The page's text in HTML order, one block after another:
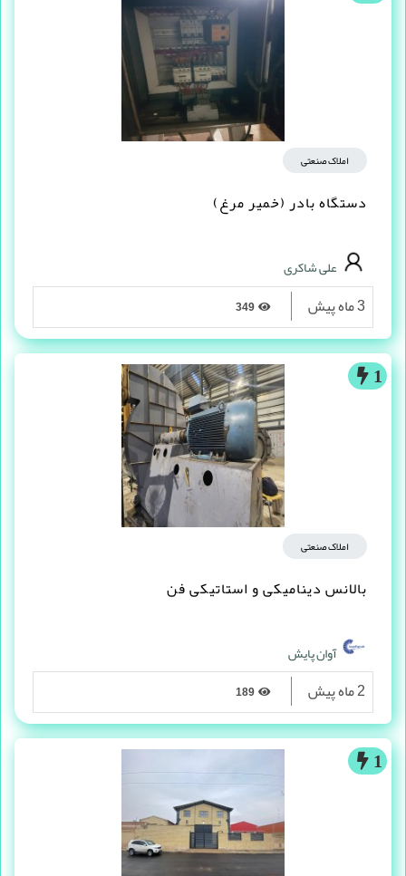
املاک صنعتی
دستگاه بادر (خمیر مرغ)
علی شاکری
3 ماه پیش
1
املاک صنعتی
بالانس دینامیکی و استاتیکی فن
آوان پایش
2 ماه پیش
1